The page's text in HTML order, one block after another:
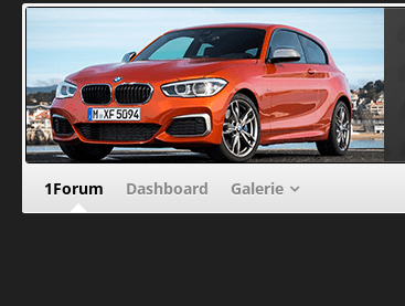
1Forum Dashboard Galerie